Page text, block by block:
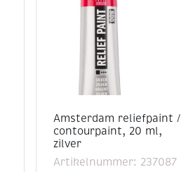
Amsterdam reliefpaint /
contourpaint, 20 ml,
zilver
Artikelnummer: 237087